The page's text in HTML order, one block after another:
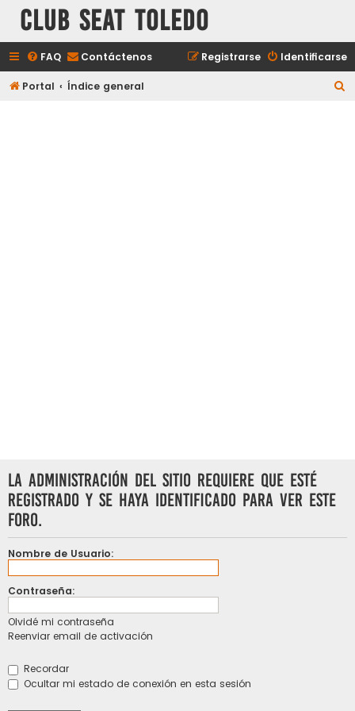
Club Seat Toledo
FAQ Contáctenos Identificarse
Registrarse
Portal Índice general
La Administración del Sitio requiere que esté
registrado y se haya identificado para ver este
foro.
Nombre de Usuario:
Contraseña:
Olvidé mi contraseña
Reenviar email de activación
Recordar
Ocultar mi estado de conexión en esta sesión